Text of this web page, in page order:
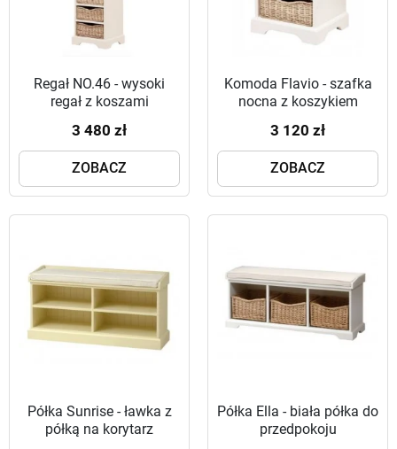
Regał NO.46 - wysoki
regał z koszami
3 480 zł
ZOBACZ
Komoda Flavio - szafka
nocna z koszykiem
3 120 zł
ZOBACZ
Półka Sunrise - ławka z
półką na korytarz
Półka Ella - biała półka do
przedpokoju